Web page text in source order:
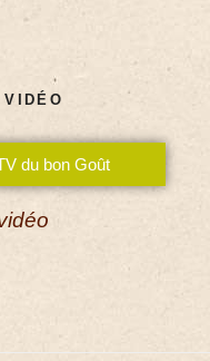
du bon Goût